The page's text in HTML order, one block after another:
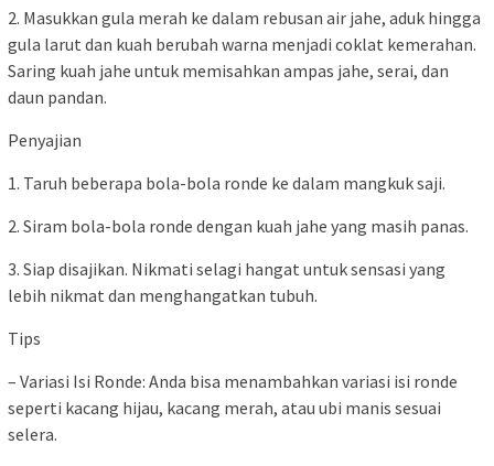
2. Masukkan gula merah ke dalam rebusan air jahe, aduk hingga
gula larut dan kuah berubah warna menjadi coklat kemerahan.
Saring kuah jahe untuk memisahkan ampas jahe, serai, dan
daun pandan.
Penyajian
1. Taruh beberapa bola-bola ronde ke dalam mangkuk saji.
2. Siram bola-bola ronde dengan kuah jahe yang masih panas.
3. Siap disajikan. Nikmati selagi hangat untuk sensasi yang
lebih nikmat dan menghangatkan tubuh.
Tips
– Variasi Isi Ronde: Anda bisa menambahkan variasi isi ronde
seperti kacang hijau, kacang merah, atau ubi manis sesuai
selera.